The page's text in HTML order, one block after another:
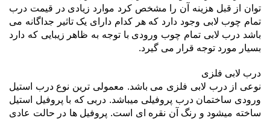
توان از قبل هزینه آن را مشخص کرد موارد زیادی در قیمت درب
تمام چوب لابی وجود دارد که هر کدام دارای یک تاثیر جداگانه می
باشد درب لابی تمام چوب ورودی با توجه به ظاهر زیبایی که دارد
بسیار مورد توجه قرار می گیرد.
درب لابی فلزی
نوعی از درب لابی فلزی می باشد. معمولی ترین نوع درب استیل
ورودی ساختمان درب پروفیلی میباشد. دربی که با پروفیل استیل
ساخته میشود و رنگ آن نقره ای است. پروفیل ها در حالت عادی